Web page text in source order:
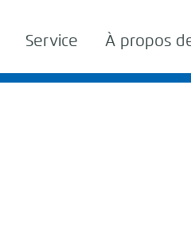
Service À propos